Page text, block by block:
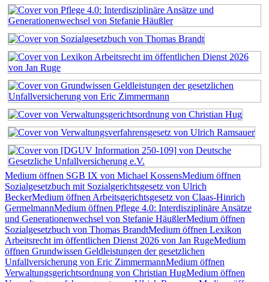
Medium öffnen SGB IX von Michael KossensMedium öffnen
Sozialgesetzbuch mit Sozialgerichtsgesetz von Ulrich
BeckerMedium öffnen Arbeitsgerichtsgesetz von Claas-Hinrich
GermelmannMedium öffnen Pflege 4.0: Interdisziplinäre Ansätze
und Generationenwechsel von Stefanie HäußlerMedium öffnen
Sozialgesetzbuch von Thomas BrandtMedium öffnen Lexikon
Arbeitsrecht im öffentlichen Dienst 2026 von Jan RugeMedium
öffnen Grundwissen Geldleistungen der gesetzlichen
Unfallversicherung von Eric ZimmermannMedium öffnen
Verwaltungsgerichtsordnung von Christian HugMedium öffnen